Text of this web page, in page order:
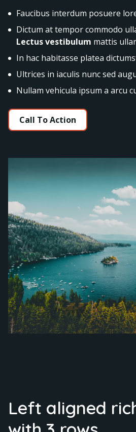
Faucibus interdum posuere
Dictum at tempor commodo
Lectus vestibulum mattis
In hac habitasse platea
Ultrices in iaculis nunc sed
Nullam vehicula ipsum a arcu
Call To Action
Left aligned